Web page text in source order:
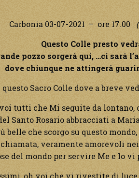
Carbonia 03-07-2021 – ore 17.00
Questo Colle presto
pozzo sorgerà qui, …ci sarà
dove chiunque ne attingerà
questo Sacro Colle dove a breve
tutti che Mi seguite da
Santo Rosario abbracciati a
belle che scorgo su questo
veramente amorevoli
del mondo per servire Me e Io
oh voi che vi rivestite di